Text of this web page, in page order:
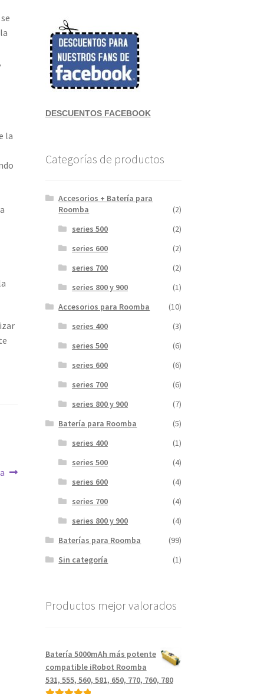
la
DESCUENTOS FACEBOOK
Categorías de productos
Accesorios + Batería para
Roomba
(2)
series 500
(2)
series 600
(2)
series 700
(2)
series 800 y 900
(1)
Accesorios para Roomba
(10)
series 400
(3)
series 500
(6)
series 600
(6)
series 700
(6)
series 800 y 900
(7)
Batería para Roomba
(5)
series 400
(1)
series 500
(4)
series 600
(4)
series 700
(4)
series 800 y 900
(4)
Baterías para Roomba
(99)
Sin categoría
(1)
Productos mejor valorados
Batería 5000mAh más potente
compatible iRobot Roomba
531, 555, 560, 581, 650, 770, 760, 780